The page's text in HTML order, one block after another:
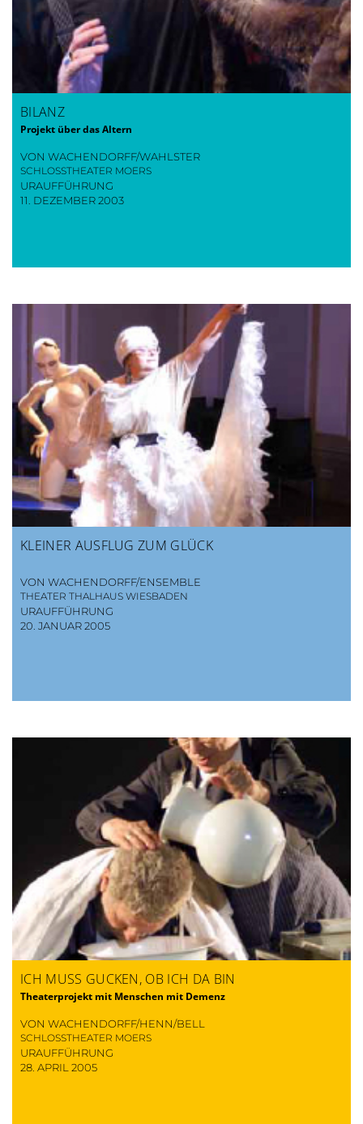
BILANZ
Projekt über das Altern
VON WACHENDORFF/WAHLSTER
SCHLOSSTHEATER MOERS
URAUFFÜHRUNG
11. DEZEMBER 2003
KLEINER AUSFLUG ZUM GLÜCK
VON WACHENDORFF/ENSEMBLE
THEATER THALHAUS WIESBADEN
URAUFFÜHRUNG
20. JANUAR 2005
ICH MUSS GUCKEN, OB ICH DA BIN
Theaterprojekt mit Menschen mit Demenz
VON WACHENDORFF/HENN/BELL
SCHLOSSTHEATER MOERS
URAUFFÜHRUNG
28. APRIL 2005